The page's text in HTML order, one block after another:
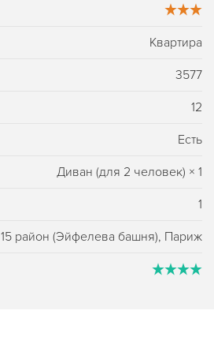
Квартира
3577
12
Есть
Диван (для 2 человек) × 1
1
15 район (Эйфелева башня), Париж